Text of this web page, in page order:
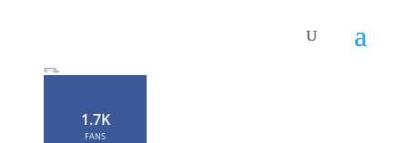
1.7K
FANS